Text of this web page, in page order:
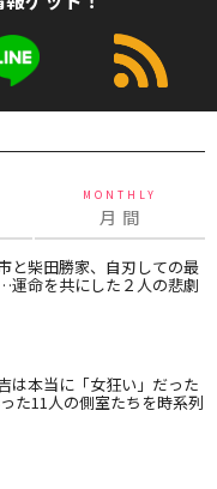
MONTHLY
月 間
と柴田勝家、自刃しての最
運命を共にした２人の悲劇
は本当に「女狂い」だった
た11人の側室たちを時系列